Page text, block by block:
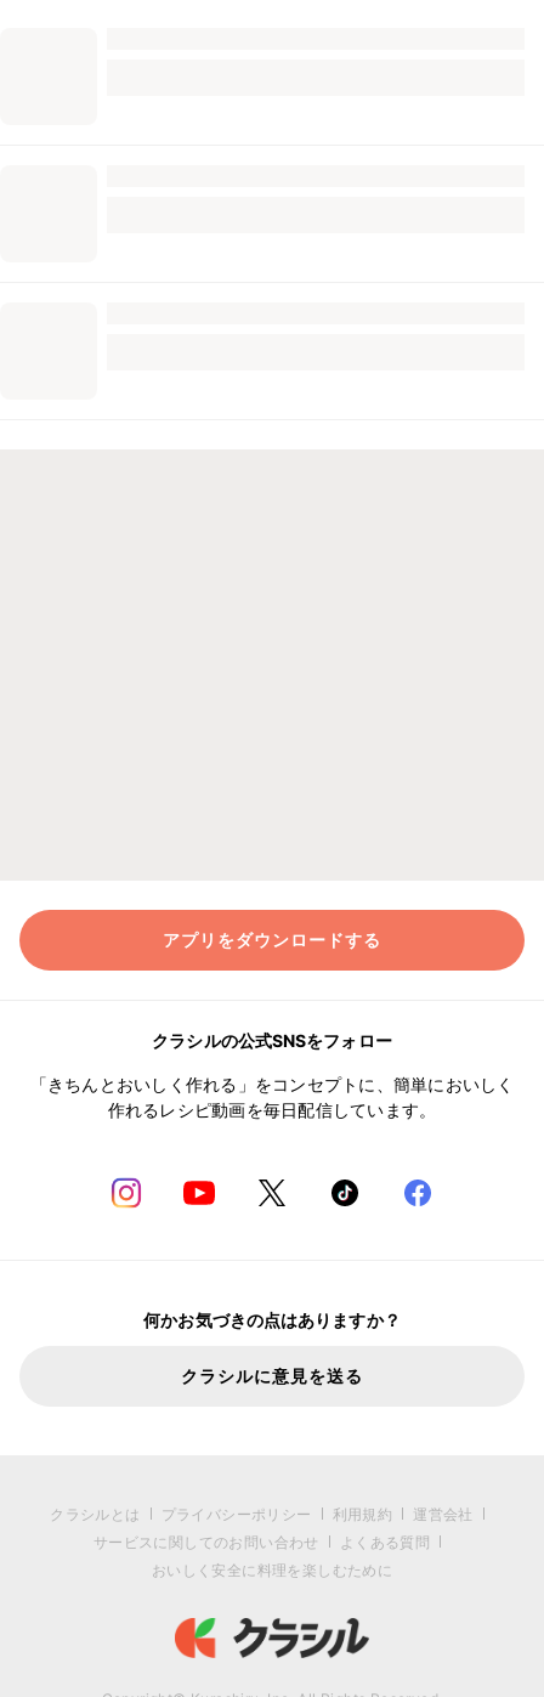
アプリをダウンロードする
クラシルの公式SNSをフォロー
「きちんとおいしく作れる」をコンセプトに、簡単においしく
作れるレシピ動画を毎日配信しています。
何かお気づきの点はありますか？
クラシルに意見を送る
クラシルとは プライバシーポリシー 利用規約
運営会社
サービスに関してのお問い合わせ
よくある質問
おいしく安全に料理を楽しむために